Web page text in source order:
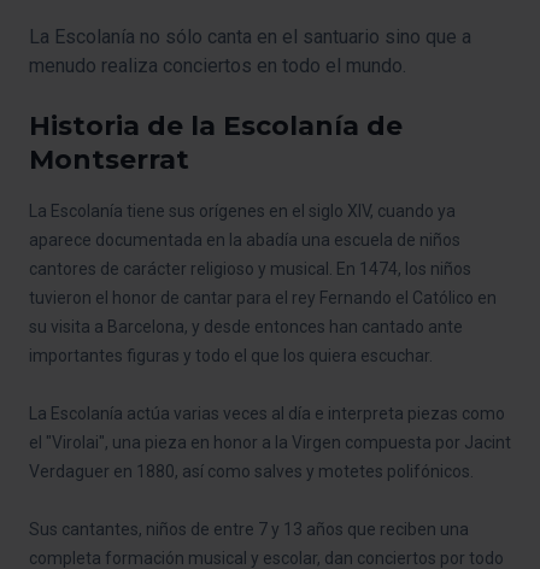
La Escolanía no sólo canta en el santuario sino que a
menudo realiza conciertos en todo el mundo.
Historia de la Escolanía de
Montserrat
La Escolanía tiene sus orígenes en el siglo XIV, cuando ya
aparece documentada en la abadía una escuela de niños
cantores de carácter religioso y musical. En 1474, los niños
tuvieron el honor de cantar para el rey Fernando el Católico en
su visita a Barcelona, y desde entonces han cantado ante
importantes figuras y todo el que los quiera escuchar.
La Escolanía actúa varias veces al día e interpreta piezas como
el "Virolai", una pieza en honor a la Virgen compuesta por Jacint
Verdaguer en 1880, así como salves y motetes polifónicos.
Sus cantantes, niños de entre 7 y 13 años que reciben una
completa formación musical y escolar, dan conciertos por todo